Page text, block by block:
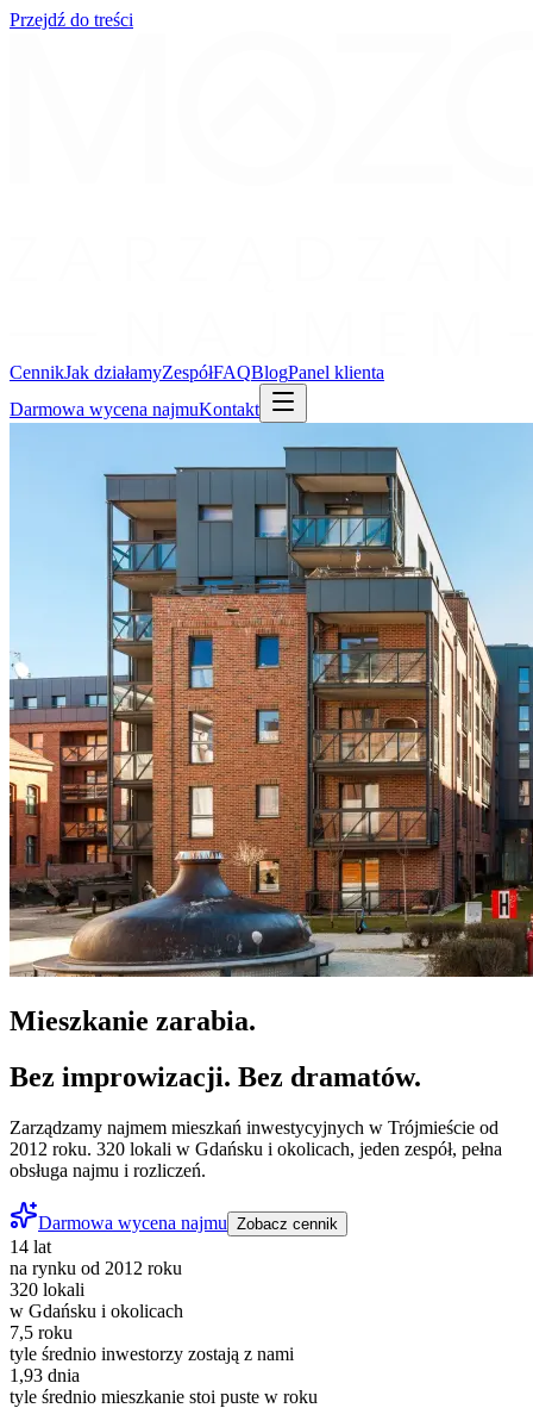
Przejdź do treści
CennikJak działamyZespółFAQBlogPanel klienta
Darmowa wycena najmuKontakt
Mieszkanie zarabia.
Bez improwizacji. Bez dramatów.
Zarządzamy najmem mieszkań inwestycyjnych w Trójmieście od
2012 roku. 320 lokali w Gdańsku i okolicach, jeden zespół, pełna
obsługa najmu i rozliczeń.
Darmowa wycena najmu Zobacz cennik
14 lat
na rynku od 2012 roku
320 lokali
w Gdańsku i okolicach
7,5 roku
tyle średnio inwestorzy zostają z nami
1,93 dnia
tyle średnio mieszkanie stoi puste w roku